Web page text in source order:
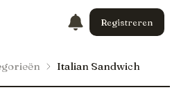
Registreren
Italian Sandwich